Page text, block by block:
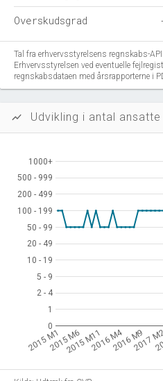
Overskudsgrad
Tal fra erhvervsstyrelsens regnskabs-
Erhvervsstyrelsen ved eventuelle
regnskabsdataen med årsrapporterne i
show_chart Udvikling i antal ansatte
2015 M12015 M62015 M112016 M42016 M9
2017
0
0
11
2 - 4
2 - 4
5 - 9
5 - 9
10 - 19
10 - 19
20 - 49
20 - 49
50 - 99
50 - 99
100 - 199
100 - 199
200 - 499
200 - 499
500 - 999
500 - 999
1000+
1000+